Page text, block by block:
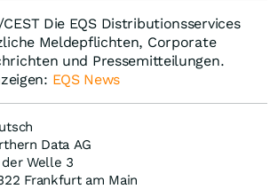
Die EQS Distributionsservices
Meldepflichten, Corporate
und Pressemitteilungen.
EQS News
Data AG
Welle 3
Frankfurt am Main